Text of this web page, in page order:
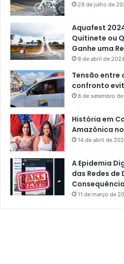
29 de julho de
Aquafest
Quitinete ou
Ganhe uma
8 de abril de
Tensão entre
confronto
8 de setembro
História em
Amazônica no
14 de abril de
A Epidemia
das Redes
11 de março de